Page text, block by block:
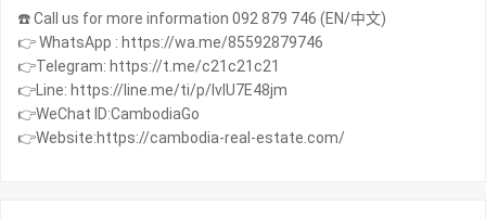
☎️ Call us for more information 092 879 746 (EN/中文)
👉 WhatsApp : https://wa.me/85592879746
👉Telegram: https://t.me/c21c21c21
👉Line: https://line.me/ti/p/IvIU7E48jm
👉WeChat ID:CambodiaGo
👉Website:https://cambodia-real-estate.com/